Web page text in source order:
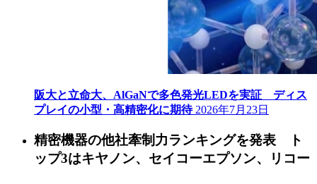
阪大と立命大、AlGaNで多色発光LEDを実証 ディス
プレイの小型・高精密化に期待 2026年7月23日
精密機器の他社牽制力ランキングを発表 ト
ップ3はキヤノン、セイコーエプソン、リコー